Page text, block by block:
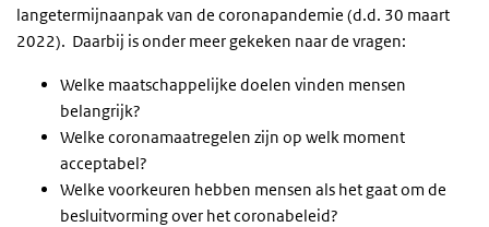
langetermijnaanpak van de coronapandemie (d.d. 30 maart
2022). Daarbij is onder meer gekeken naar de vragen:
Welke maatschappelijke doelen vinden mensen
belangrijk?
Welke coronamaatregelen zijn op welk moment
acceptabel?
Welke voorkeuren hebben mensen als het gaat om de
besluitvorming over het coronabeleid?